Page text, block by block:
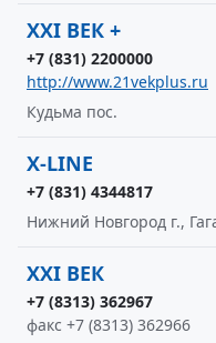
XXI ВЕК +
+7 (831) 2200000
http://www.21vekplus.ru
Кудьма пос.
X-LINE
+7 (831) 4344817
Нижний Новгород г.,
XXI ВЕК
+7 (8313) 362967
факс +7 (8313) 362966